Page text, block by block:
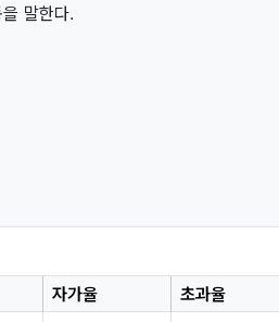
말한다.
자가율
초과율